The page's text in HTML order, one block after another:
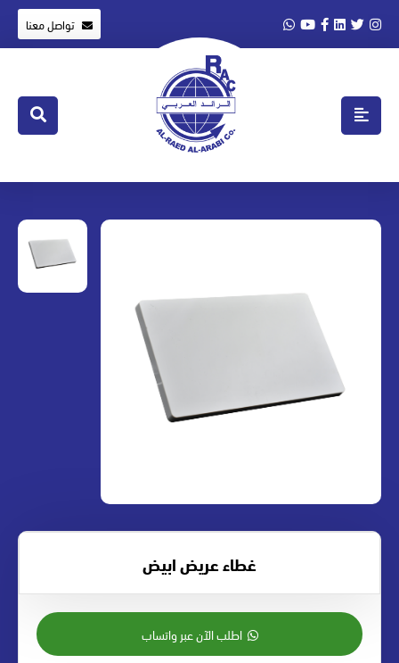
تواصل معنا
غطاء عريض ابيض
اطلب الآن عبر واتساب